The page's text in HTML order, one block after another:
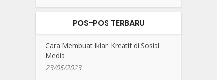
POS-POS TERBARU
Cara Membuat Iklan Kreatif di Sosial
Media
23/05/2023